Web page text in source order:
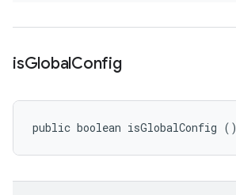
isGlobalConfig
public boolean isGlobalConfig ()